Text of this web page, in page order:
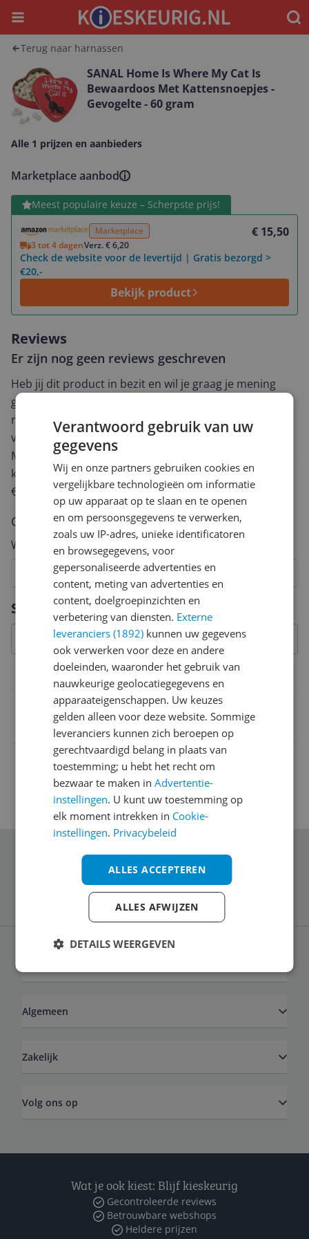
Menu
Terug naar harnassen
SANAL Home Is Where My Cat Is
Bewaardoos Met Kattensnoepjes -
Gevogelte - 60 gram
Alle 1 prijzen en aanbieders
Marketplace aanbod
Meest populaire keuze – Scherpste prijs!
Marketplace € 15,50
3 tot 4 dagenVerz. € 6,20
Check de website voor de levertijd | Gratis bezorgd >
€20,-
Bekijk product
Bekijk product
Specificaties
Belangrijkste kenmerken
3344556739074
Reviews
Er zijn nog geen reviews geschreven
Heb jij dit product in bezit en wil je graag je mening
geven? Start dan hieronder met het schrijven van je
review. Afhankelijk van de details duurt het schrijven
van een review gemiddeld tussen de 3 en 10 minuten.
Met jouw mening help je andere bezoekers een betere
keuze te maken én maak je iedere maand kans op
€250,-!
Klik hier voor de actievoorwaarden.
Cijfer
Welk cijfer geef jij dit product?
7
6
5
4
3
2
Vraag 1 van 4
Schrijf je in voor onze nieuwsbrief
Algemeen
Zakelijk
Volg ons op
Wat je ook kiest: Blijf kieskeurig
Gecontroleerde reviews
Betrouwbare webshops
Heldere prijzen
Verantwoord gebruik van uw
gegevens
Wij en onze partners gebruiken cookies en
vergelijkbare technologieën om informatie
op uw apparaat op te slaan en te openen
en om persoonsgegevens te verwerken,
zoals uw IP-adres, unieke identificatoren
en browsegegevens, voor
gepersonaliseerde advertenties en
content, meting van advertenties en
content, doelgroepinzichten en
verbetering van diensten. Externe
leveranciers (1892) kunnen uw gegevens
ook verwerken voor deze en andere
doeleinden, waaronder het gebruik van
nauwkeurige geolocatiegegevens en
apparaateigenschappen. Uw keuzes
gelden alleen voor deze website. Sommige
leveranciers kunnen zich beroepen op
gerechtvaardigd belang in plaats van
toestemming; u hebt het recht om
bezwaar te maken inAdvertentie-
instellingen. U kunt uw toestemming op
elk moment intrekken in Cookie-
instellingen. Privacybeleid
ALLES ACCEPTEREN
ALLES AFWIJZEN
DETAILS WEERGEVEN